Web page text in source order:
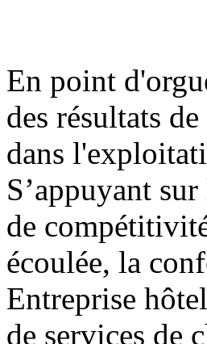
En point
des résultats
dans
S’appuyant
de
écoulée, la
Entreprise
de services de